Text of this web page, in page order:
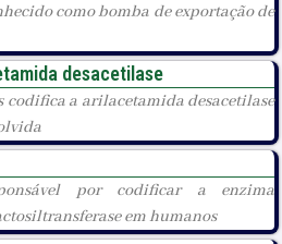
como bomba de exportação de
desacetilase
codifica a arilacetamida desacetilase
por codificar a enzima
em humanos